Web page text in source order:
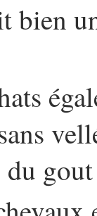
bien